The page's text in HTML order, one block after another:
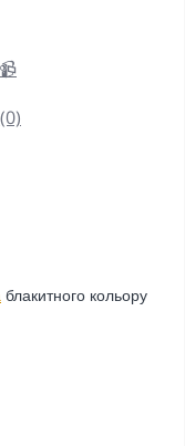
блакитного кольору